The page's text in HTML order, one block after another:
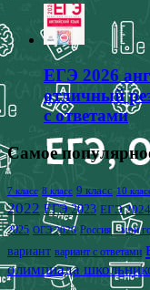
ЕГЭ 2026
отличный
с ответами
Самое
7 класс 8 класс 9 класс 10
2022 ЕГЭ 2023 ЕГЭ 2024
2025 ОГЭ 2026 Россия - мои
вариант вариант с ответами
олимпиада